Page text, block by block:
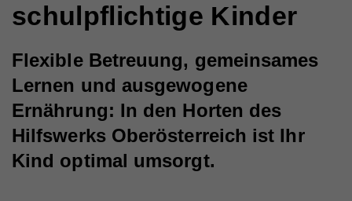
schulpflichtige Kinder
Flexible Betreuung, gemeinsames
Lernen und ausgewogene
Ernährung: In den Horten des
Hilfswerks Oberösterreich ist Ihr
Kind optimal umsorgt.